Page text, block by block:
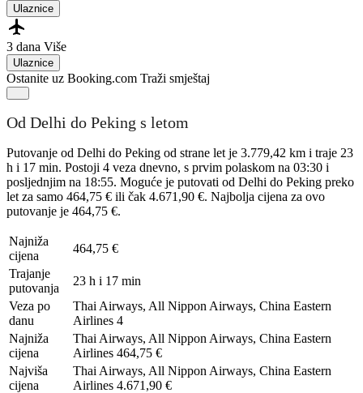
Ulaznice
3 dana Više
Ulaznice
Ostanite uz Booking.com Traži smještaj
Od Delhi do Peking s letom
Putovanje od Delhi do Peking od strane let je 3.779,42 km i traje 23
h i 17 min. Postoji 4 veza dnevno, s prvim polaskom na 03:30 i
posljednjim na 18:55. Moguće je putovati od Delhi do Peking preko
let za samo 464,75 € ili čak 4.671,90 €. Najbolja cijena za ovo
putovanje je 464,75 €.
Najniža
cijena
464,75 €
Trajanje
putovanja
23 h i 17 min
Veza po
danu
Thai Airways, All Nippon Airways, China Eastern
Airlines 4
Najniža
cijena
Thai Airways, All Nippon Airways, China Eastern
Airlines 464,75 €
Najviša
cijena
Thai Airways, All Nippon Airways, China Eastern
Airlines 4.671,90 €